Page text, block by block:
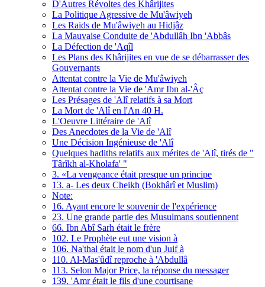
D'Autres Révoltes des Khârijites
La Politique Agressive de Mu'âwiyeh
Les Raids de Mu'âwiyeh au Hidjâz
La Mauvaise Conduite de 'Abdullâh Ibn 'Abbâs
La Défection de 'Aqîl
Les Plans des Khârijites en vue de se débarrasser des
Gouvernants
Attentat contre la Vie de Mu'âwiyeh
Attentat contre la Vie de 'Amr Ibn al-'Âç
Les Présages de 'Alî relatifs à sa Mort
La Mort de 'Alî en l'An 40 H.
L'Oeuvre Littéraire de 'Alî
Des Anecdotes de la Vie de 'Alî
Une Décision Ingénieuse de 'Alî
Quelques hadiths relatifs aux mérites de 'Alî, tirés de "
Târîkh al-Kholafa' "
3. «La vengeance était presque un principe
13. a- Les deux Cheikh (Bokhârî et Muslim)
Note:
16. Ayant encore le souvenir de l'expérience
23. Une grande partie des Musulmans soutiennent
66. Ibn Abî Sarh était le frère
102. Le Prophète eut une vision à
106. Na'thal était le nom d'un Juif à
110. Al-Mas'ûdî reproche à 'Abdullâ
113. Selon Major Price, la réponse du messager
139. 'Amr était le fils d'une courtisane